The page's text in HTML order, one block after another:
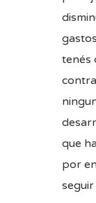
tenés
que
por
seguir